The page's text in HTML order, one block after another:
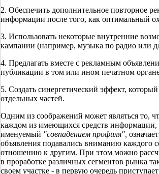
2. Обеспечить дополнительное повторное
информации после того, как оптимальный
3. Использовать некоторые внутренние
кампании (например, музыка по радио или
4. Предлагать вместе с рекламным
публикации в том или ином печатном
5. Создать синергетический эффект,
отдельных частей.
Одним из соображений может являться то,
каждом из имеющихся средств информации,
именуемый "совпадением профиля",
объявления подавались вниманию каждого
отношению к другим. При этом можно
в проработке различных сегментов рынка
своем участке - в первую очередь